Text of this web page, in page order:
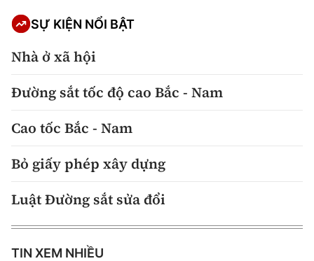
SỰ KIỆN NỔI BẬT
Nhà ở xã hội
Đường sắt tốc độ cao Bắc - Nam
Cao tốc Bắc - Nam
Bỏ giấy phép xây dựng
Luật Đường sắt sửa đổi
TIN XEM NHIỀU